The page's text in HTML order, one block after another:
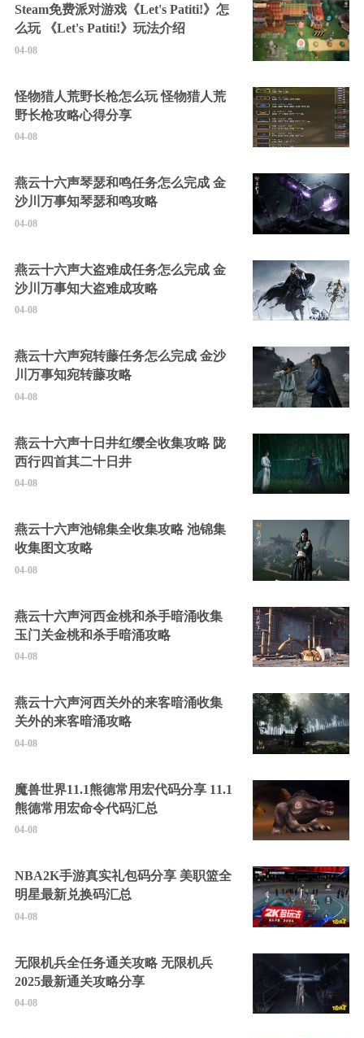
Steam免费派对游戏《Let's Patiti!》怎
么玩 《Let's Patiti!》玩法介绍
04-08
怪物猎人荒野长枪怎么玩 怪物猎人荒
野长枪攻略心得分享
04-08
燕云十六声琴瑟和鸣任务怎么完成 金
沙川万事知琴瑟和鸣攻略
04-08
燕云十六声大盗难成任务怎么完成 金
沙川万事知大盗难成攻略
04-08
燕云十六声宛转藤任务怎么完成 金沙
川万事知宛转藤攻略
04-08
燕云十六声十日井红缨全收集攻略 陇
西行四首其二十日井
04-08
燕云十六声池锦集全收集攻略 池锦集
收集图文攻略
04-08
燕云十六声河西金桃和杀手暗涌收集
玉门关金桃和杀手暗涌攻略
04-08
燕云十六声河西关外的来客暗涌收集
关外的来客暗涌攻略
04-08
魔兽世界11.1熊德常用宏代码分享 11.1
熊德常用宏命令代码汇总
04-08
NBA2K手游真实礼包码分享 美职篮全
明星最新兑换码汇总
04-08
无限机兵全任务通关攻略 无限机兵
2025最新通关攻略分享
04-08